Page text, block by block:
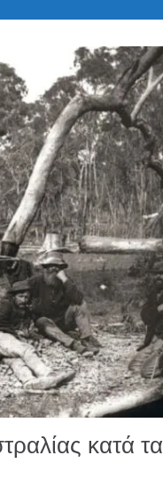
κατά τα